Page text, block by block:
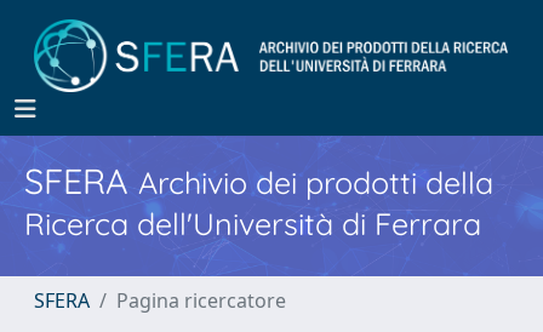
SFERA Archivio dei prodotti della
Ricerca dell'Università di Ferrara
SFERA Pagina ricercatore